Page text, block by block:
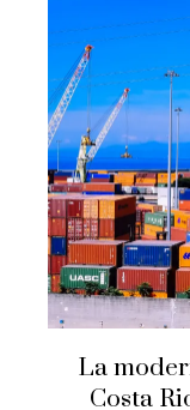
La
Costa